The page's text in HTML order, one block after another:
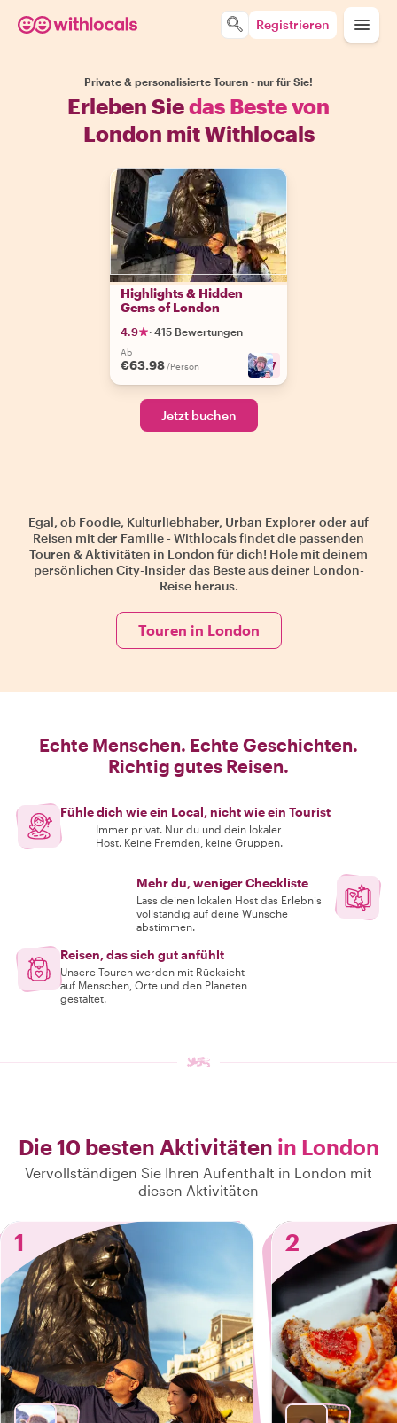
Registrieren
Private & personalisierte Touren - nur für Sie!
Erleben Siedas Beste von
London mit Withlocals
Highlights & Hidden
Gems of London
4.9 · 415 Bewertungen
Ab
€63.98 /Person +17
Jetzt buchen
Egal, ob Foodie, Kulturliebhaber, Urban Explorer oder auf
Reisen mit der Familie - Withlocals findet die passenden
Touren & Aktivitäten in London für dich! Hole mit deinem
persönlichen City-Insider das Beste aus deiner London-
Reise heraus.
Touren in London
Echte Menschen. Echte Geschichten.
Richtig gutes Reisen.
Fühle dich wie ein Local, nicht wie ein Tourist
Immer privat. Nur du und dein lokaler
Host. Keine Fremden, keine Gruppen.
Mehr du, weniger Checkliste
Lass deinen lokalen Host das Erlebnis
vollständig auf deine Wünsche
abstimmen.
Reisen, das sich gut anfühlt
Unsere Touren werden mit Rücksicht
auf Menschen, Orte und den Planeten
gestaltet.
Die 10 besten Aktivitäten in London
Vervollständigen Sie Ihren Aufenthalt in London mit
diesen Aktivitäten
1 2